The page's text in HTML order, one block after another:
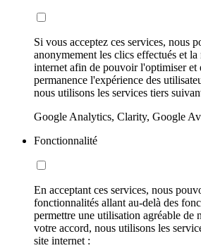
Si vous acceptez ces services, nous
anonymement les clics effectués et
internet afin de pouvoir l'optimiser et
permanence l'expérience des
nous utilisons les services tiers
Google Analytics, Clarity, Google
Fonctionnalité
En acceptant ces services, nous
fonctionnalités allant au-delà des
permettre une utilisation agréable de
votre accord, nous utilisons les
site internet :